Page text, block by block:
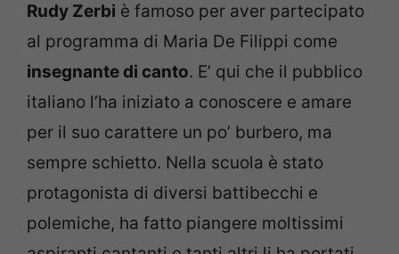
Rudy Zerbi è famoso per aver partecipato
al programma di Maria De Filippi come
insegnante di canto. E’ qui che il pubblico
italiano l’ha iniziato a conoscere e amare
per il suo carattere un po’ burbero, ma
sempre schietto. Nella scuola è stato
protagonista di diversi battibecchi e
polemiche, ha fatto piangere moltissimi